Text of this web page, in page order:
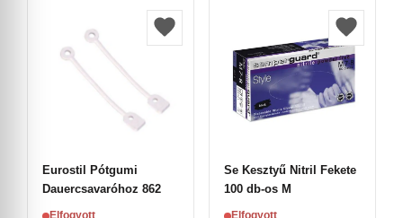
Eurostil Pótgumi
Dauercsavaróhoz 862
Elfogyott
Se Kesztyű Nitril Fekete
100 db-os M
Elfogyott